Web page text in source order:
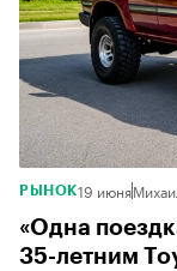
РЫНОК19 июня
«Одна
35-летним